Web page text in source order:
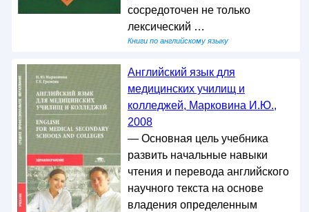
сосредоточен не только
лексический …
Книги по английскому языку
Английский язык для
медицинских училищ и
колледжей, Марковина И.Ю.,
2008
— Основная цель учебника
развить начальные навыки
чтения и перевода английского
научного текста на основе
владения определенным